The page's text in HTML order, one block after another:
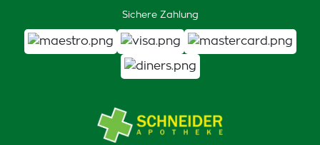
Sichere Zahlung